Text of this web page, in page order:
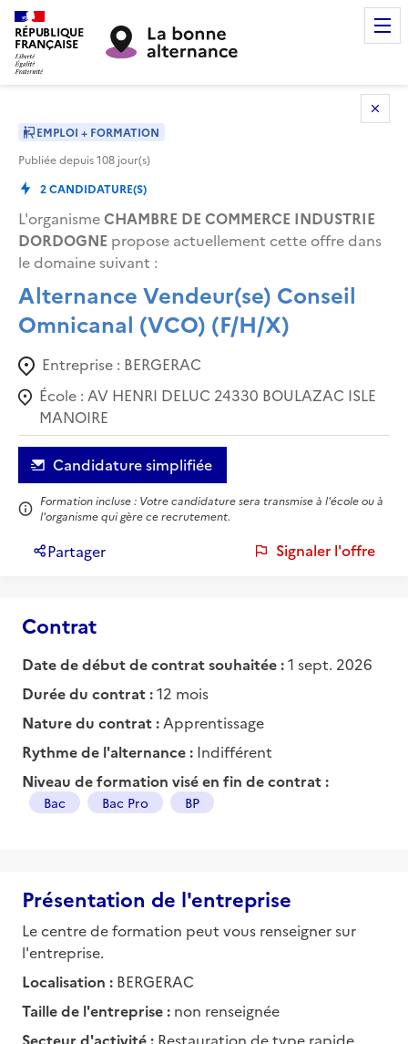
RÉPUBLIQUE
FRANÇAISE
EMPLOI + FORMATION
Publiée depuis108 jour(s)
2CANDIDATURE(S)
L'organismeCHAMBRE DE COMMERCE INDUSTRIE
DORDOGNE propose actuellement cette offre dans
le domaine suivant :
Alternance Vendeur(se) Conseil
Omnicanal (VCO) (F/H/X)
Entreprise : BERGERAC
École : AV HENRI DELUC 24330 BOULAZAC ISLE
MANOIRE
Candidature simplifiée
Formation incluse : Votre candidature sera transmise à l'école ou à
l'organisme qui gère ce recrutement.
Partager Signaler l'offre
Contrat
Date de début de contrat souhaitée :1 sept. 2026
Durée du contrat :12 mois
Nature du contrat : Apprentissage
Rythme de l'alternance : Indifférent
Niveau de formation visé en fin de contrat :
Bac Bac Pro BP
Présentation de l'entreprise
Le centre de formation peut vous renseigner sur
l'entreprise.
Localisation : BERGERAC
Taille de l'entreprise : non renseignée
Secteur d'activité : Restauration de type rapide